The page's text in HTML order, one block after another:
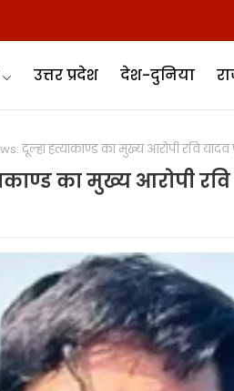
उत्तर प्रदेश देश-दुनिया
दूल्हा हत्याकाण्ड का मुख्य आरोपी रवि
का मुख्य आरोपी